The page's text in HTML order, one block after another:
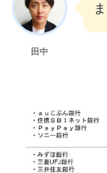
田中